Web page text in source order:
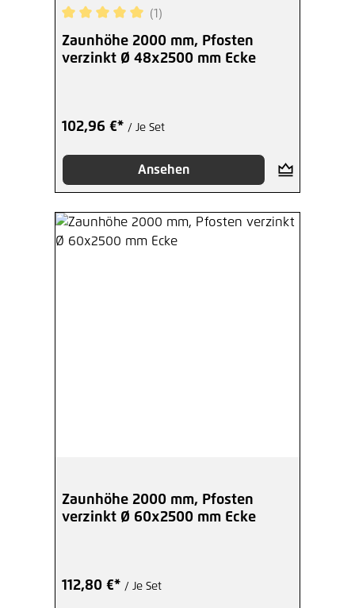
Durchschnittliche Bewertung von 5 von 5
(1)
Zaunhöhe 2000 mm, Pfosten
verzinkt Ø 48x2500 mm Ecke
102,96 €* / Je Set
Ansehen
Zaunhöhe 2000 mm, Pfosten
verzinkt Ø 60x2500 mm Ecke
112,80 €* / Je Set